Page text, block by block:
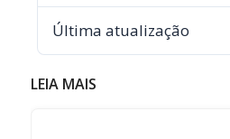
Última atualização
LEIA MAIS